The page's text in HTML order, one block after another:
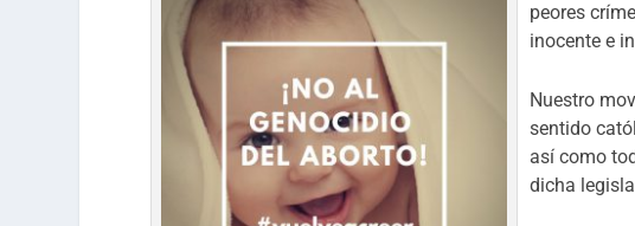
peores
inocente e
Nuestro
sentido
así como
dicha